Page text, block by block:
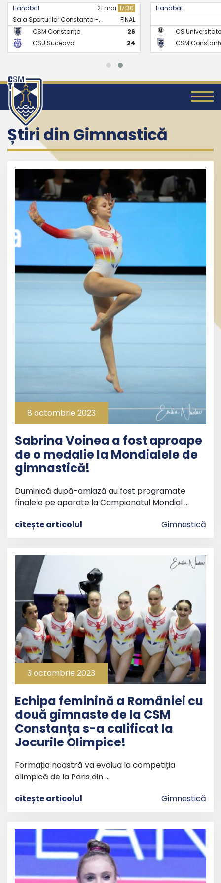
Handbal 21 mai 17:30
Sala Sporturilor Constanta -..
FINAL
CSM Constanța
26
CSU Suceava
24
Handbal
CS
CSM
Știri din Gimnastică
8 octombrie 2023
Sabrina Voinea a fost aproape
de o medalie la Mondialele de
gimnastică!
Duminică după-amiază au fost programate
finalele pe aparate la Campionatul Mondial …
citește articolul
Gimnastică
3 octombrie 2023
Echipa feminină a României cu
două gimnaste de la CSM
Constanța s-a calificat la
Jocurile Olimpice!
Formația noastră va evolua la competiția
olimpică de la Paris din …
citește articolul
Gimnastică